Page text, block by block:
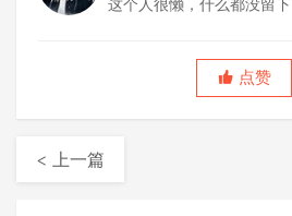
这个人很懒，什么都没留下
点赞
< 上一篇